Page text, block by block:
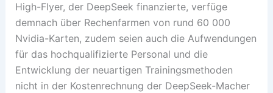
High-Flyer, der DeepSeek finanzierte, verfüge
demnach über Rechenfarmen von rund 60 000
Nvidia-Karten, zudem seien auch die Aufwendungen
für das hochqualifizierte Personal und die
Entwicklung der neuartigen Trainingsmethoden
nicht in der Kostenrechnung der DeepSeek-Macher